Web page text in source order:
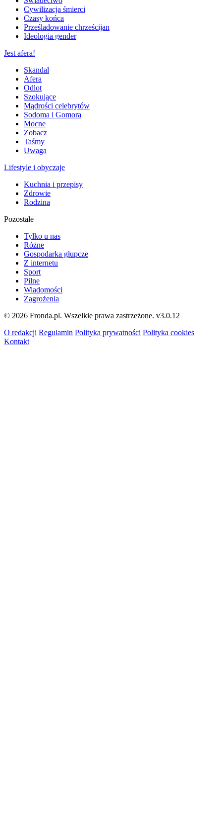
Cywilizacja śmierci
Czasy końca
Prześladowanie chrześcijan
Ideologia gender
Jest afera!
Skandal
Afera
Odlot
Szokujące
Mądrości celebrytów
Sodoma i Gomora
Mocne
Zobacz
Taśmy
Uwaga
Lifestyle i obyczaje
Kuchnia i przepisy
Zdrowie
Rodzina
Pozostałe
Tylko u nas
Różne
Gospodarka głupcze
Z internetu
Sport
Pilne
Wiadomości
Zagrożenia
© 2026 Fronda.pl. Wszelkie prawa zastrzeżone. v3.0.12
O redakcji Regulamin Polityka prywatności Polityka cookies
Kontakt